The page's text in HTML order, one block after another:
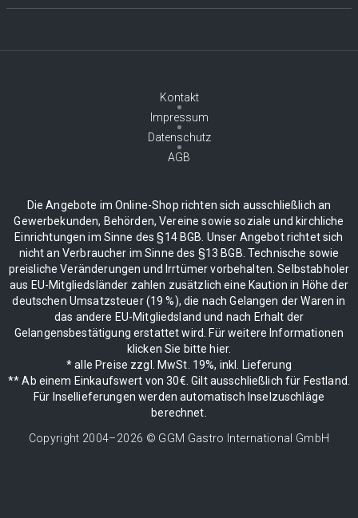
Kontakt
Impressum
Datenschutz
AGB
Die Angebote im Online-Shop richten sich ausschließlich an
Gewerbekunden, Behörden, Vereine sowie soziale und kirchliche
Einrichtungen im Sinne des §14 BGB. Unser Angebot richtet sich
nicht an Verbraucher im Sinne des §13 BGB. Technische sowie
preisliche Veränderungen und Irrtümer vorbehalten. Selbstabholer
aus EU-Mitgliedsländer zahlen zusätzlich eine Kaution in Höhe der
deutschen Umsatzsteuer (19 %), die nach Gelangen der Waren in
das andere EU-Mitgliedsland und nach Erhalt der
Gelangensbestätigung erstattet wird. Für weitere Informationen
klicken Sie bitte hier.
* alle Preise zzgl. MwSt. 19%, inkl. Lieferung
** Ab einem Einkaufswert von 30€. Gilt ausschließlich für Festland.
Für Insellieferungen werden automatisch Inselzuschläge
berechnet.
Copyright 2004–2026 © GGM Gastro International GmbH